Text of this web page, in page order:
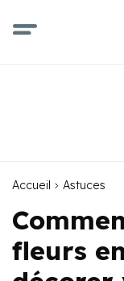
Accueil Astuces
fleurs